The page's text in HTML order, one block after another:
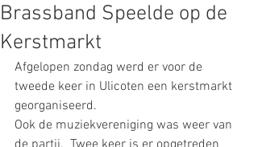
Brassband Speelde op de
Kerstmarkt
Afgelopen zondag werd er voor de
tweede keer in Ulicoten een kerstmarkt
georganiseerd.
Ook de muziekvereniging was weer van